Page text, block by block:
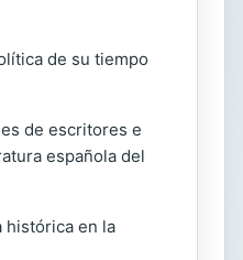
de su tiempo
de escritores e
española del
histórica en la